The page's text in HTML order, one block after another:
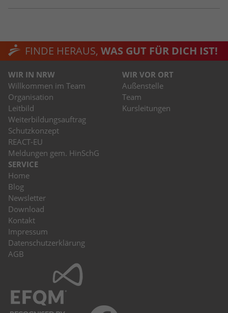
FINDE HERAUS, WAS GUT FÜR DICH IST!
WIR IN NRW
Willkommen im Team
Organisation
Leitbild
Weiterbildungsauftrag
Schutzkonzept
REACT-EU
Meldungen gem. HinSchG
WIR VOR ORT
Außenstelle
Team
Kursleitungen
SERVICE
Home
Blog
Newsletter
Download
Kontakt
Impressum
Datenschutzerklärung
AGB